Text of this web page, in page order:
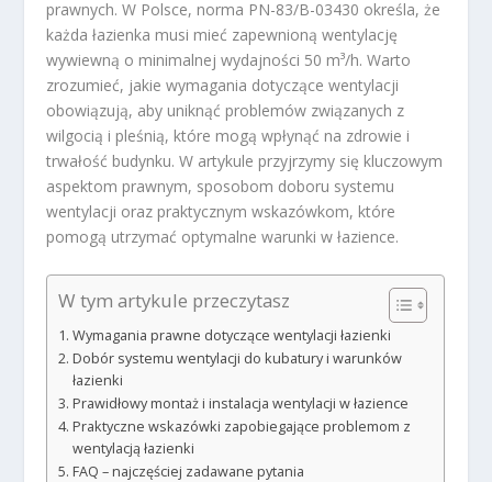
prawnych. W Polsce, norma PN-83/B-03430 określa, że
każda łazienka musi mieć zapewnioną wentylację
wywiewną o minimalnej wydajności 50 m³/h. Warto
zrozumieć, jakie wymagania dotyczące wentylacji
obowiązują, aby uniknąć problemów związanych z
wilgocią i pleśnią, które mogą wpłynąć na zdrowie i
trwałość budynku. W artykule przyjrzymy się kluczowym
aspektom prawnym, sposobom doboru systemu
wentylacji oraz praktycznym wskazówkom, które
pomogą utrzymać optymalne warunki w łazience.
W tym artykule przeczytasz
Wymagania prawne dotyczące wentylacji łazienki
Dobór systemu wentylacji do kubatury i warunków
łazienki
Prawidłowy montaż i instalacja wentylacji w łazience
Praktyczne wskazówki zapobiegające problemom z
wentylacją łazienki
FAQ – najczęściej zadawane pytania